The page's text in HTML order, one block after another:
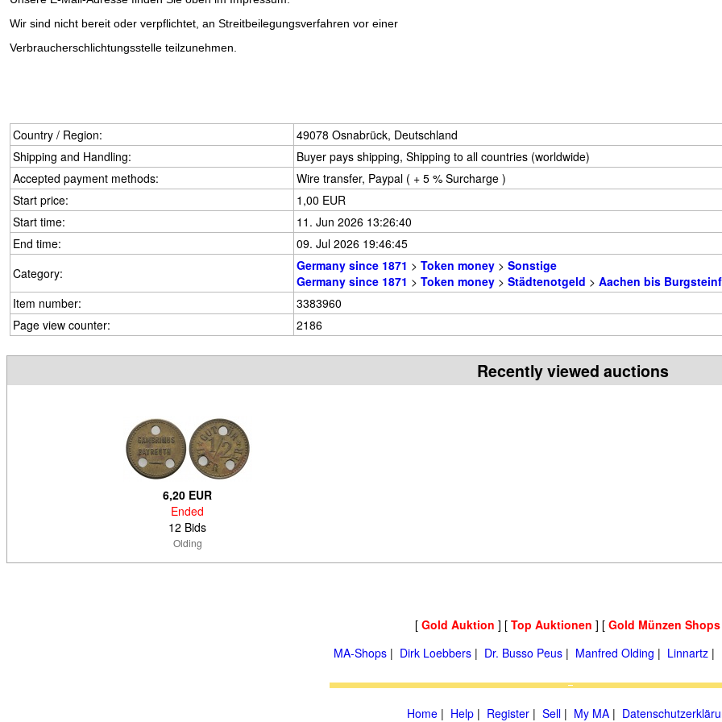
Wir sind nicht bereit oder verpflichtet, an Streitbeilegungsverfahren vor einer
Verbraucherschlichtungsstelle teilzunehmen.
Country / Region:
49078 Osnabrück, Deutschland
Shipping and Handling:
Buyer pays shipping, Shipping to all countries (worldwide)
Accepted payment methods:
Wire transfer, Paypal ( + 5 % Surcharge )
Start price:
1,00 EUR
Start time:
11. Jun 2026 13:26:40
End time:
09. Jul 2026 19:46:45
Category:
Germany since 1871 > Token money > Sonstige
Germany since 1871 > Token money > Städtenotgeld > Aachen bis
Item number:
3383960
Page view counter:
2186
Recently viewed auctions
6,20 EUR
Ended
12 Bids
Olding
[ Gold Auktion ] [ Top Auktionen ] [ Gold Münzen Shops
MA-Shops | Dirk Loebbers | Dr. Busso Peus | Manfred Olding | Linnartz |
Home | Help | Register | Sell | My MA |